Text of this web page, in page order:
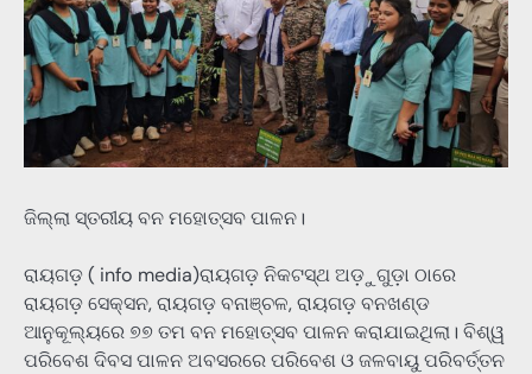
ଜିଲ୍ଲା ସ୍ତରୀୟ ବନ ମହୋତ୍ସବ ପାଳନ।
ରାୟଗଡ଼ ( info media)ରାୟଗଡ଼ ନିକଟସ୍ଥ ଅଡ଼ୁଗୁଡ଼ା ଠାରେ
ରାୟଗଡ଼ ସେକ୍ସନ, ରାୟଗଡ଼ ବନାଞ୍ଚଳ, ରାୟଗଡ଼ ବନଖଣ୍ଡ
ଆନୁକୂଲ୍ୟରେ ୭୭ ତମ ବନ ମହୋତ୍ସବ ପାଳନ କରାଯାଇଥିଲା। ବିଶ୍ୱ
ପରିବେଶ ଦିବସ ପାଳନ ଅବସରରେ ପରିବେଶ ଓ ଜଳବାୟୁ ପରିବର୍ତ୍ତନ